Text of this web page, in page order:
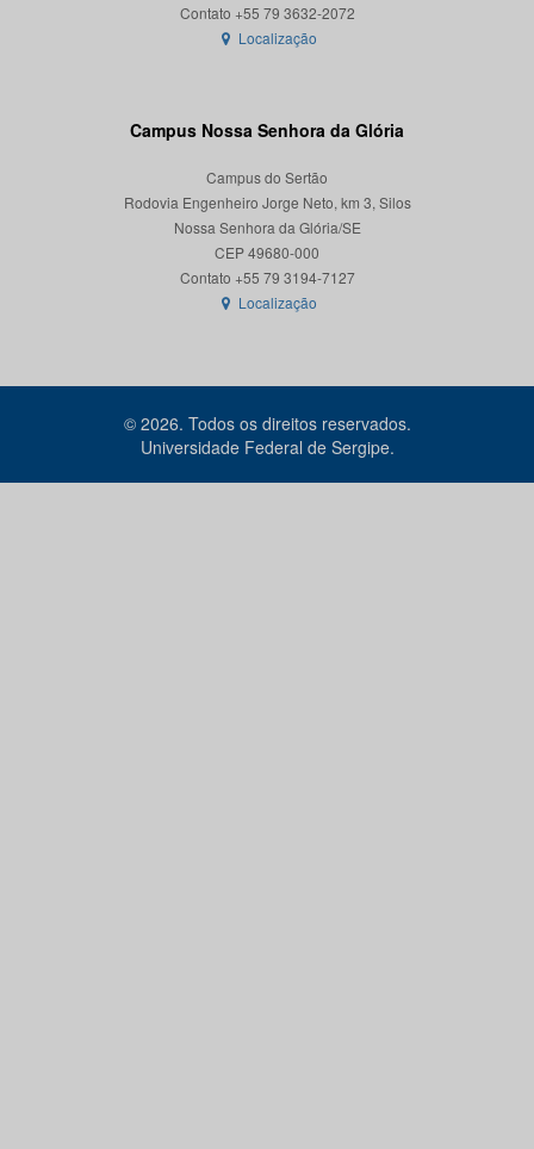
Localização
Campus Nossa Senhora da Glória
Campus do Sertão
Rodovia Engenheiro Jorge Neto, km 3, Silos
Nossa Senhora da Glória/SE
CEP 49680-000
Contato +55 79 3194-7127
Localização
© 2026. Todos os direitos reservados.
Universidade Federal de Sergipe.